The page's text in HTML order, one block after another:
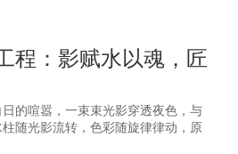
程：影赋水以魂，匠
的喧嚣，一束束光影穿透夜色，与
随光影流转，色彩随旋律律动，原